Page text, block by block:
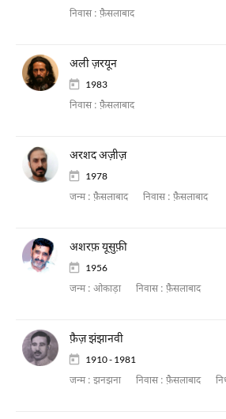
निवास : फ़ैसलाबाद
अली ज़रयून
1983
निवास : फ़ैसलाबाद
अरशद अज़ीज़
1978
जन्म : फ़ैसलाबाद निवास : फ़ैसलाबाद
अशरफ़ यूसुफ़ी
1956
जन्म : ओकाड़ा निवास : फ़ैसलाबाद
फ़ैज़ झंझानवी
1910 - 1981
जन्म : झनझना निवास : फ़ैसलाबाद